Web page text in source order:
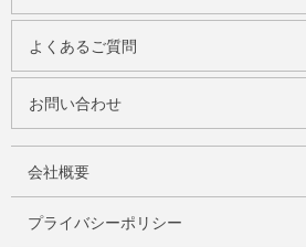
よくあるご質問
お問い合わせ
会社概要
プライバシーポリシー